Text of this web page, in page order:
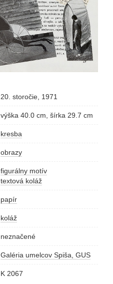
20. storočie, 1971
výška 40.0 cm, šírka 29.7 cm
kresba
obrazy
figurálny motív
textová koláž
papír
koláž
neznačené
Galéria umelcov Spiša, GUS
K 2067